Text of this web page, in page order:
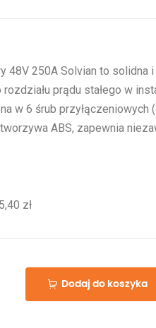
48V 250A Solvian to solidna
prądu stałego w
w 6 śrub
ABS, zapewnia
zł
Dodaj do koszyka